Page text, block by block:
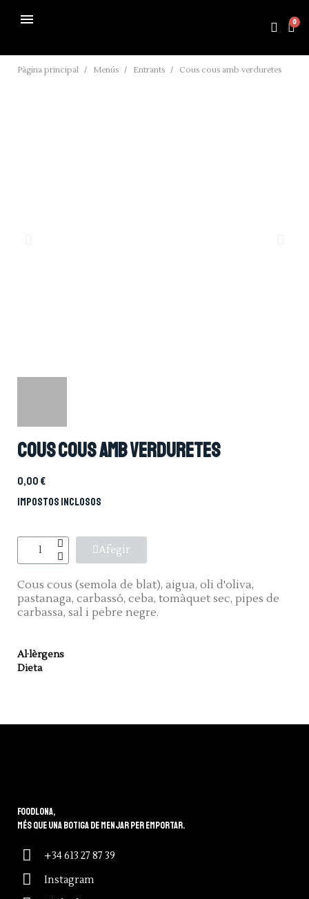
Pàgina principal Menús Entrants Cous cous amb verduretes
Cous cous amb verduretes
0,00 €
Impostos inclosos
Afegir
Cous cous (semola de blat), aigua, oli d'oliva,
pastanaga, carbassó, ceba, tomàquet sec, pipes de
carbassa, sal i pebre negre.
Al·lèrgens
Dieta
Foodlona,
més que una botiga de menjar per emportar.
+34 613 27 87 39
Instagram